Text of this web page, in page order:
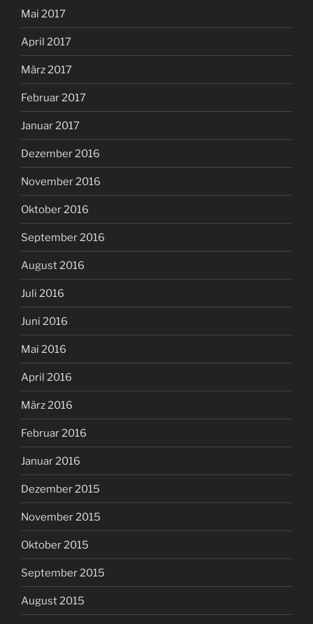
Mai 2017
April 2017
März 2017
Februar 2017
Januar 2017
Dezember 2016
November 2016
Oktober 2016
September 2016
August 2016
Juli 2016
Juni 2016
Mai 2016
April 2016
März 2016
Februar 2016
Januar 2016
Dezember 2015
November 2015
Oktober 2015
September 2015
August 2015